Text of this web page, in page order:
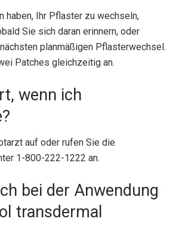
haben, Ihr Pflaster zu wechseln,
Sie sich daran erinnern, oder
planmäßigen Pflasterwechsel.
Patches gleichzeitig an.
wenn ich
auf oder rufen Sie die
1-800-222-1222 an.
bei der Anwendung
transdermal